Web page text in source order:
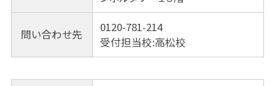
問い合わせ先
0120-781-214
受付担当校:高松校